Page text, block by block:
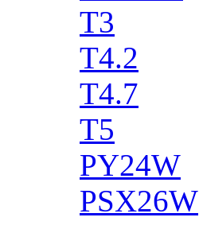
T3
T4.2
T4.7
T5
PY24W
PSX26W